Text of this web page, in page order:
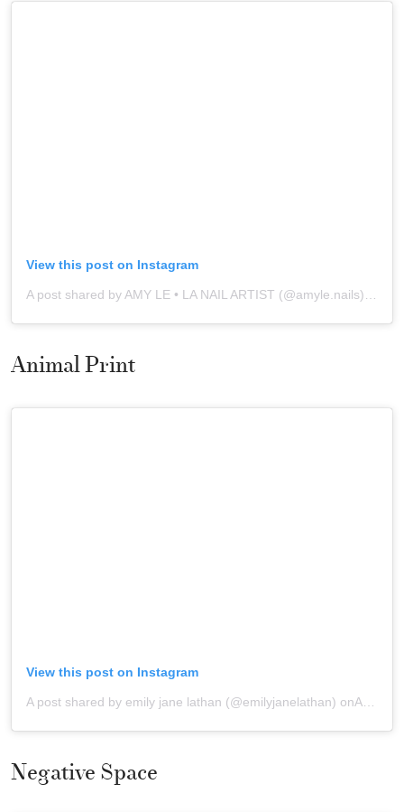
View this post on Instagram
A post shared by AMY LE • LA NAIL ARTIST (@amyle.nails)
Animal Print
View this post on Instagram
A post shared by emily jane lathan (@emilyjanelathan) onAug 3, 2019 at 7:58am PDT
Negative Space